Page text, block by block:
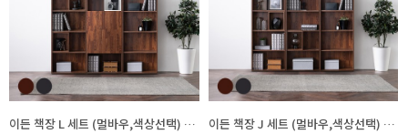
이든 책장 L 세트 (멀바우,색상선택) GDJ 920-128 이든 책장 J 세트 (멀바우,색상선택) GDJ 920-126